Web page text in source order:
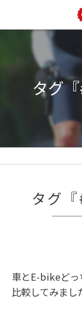
タグ
タグ
車とE-bikeどっ
比較してみまし